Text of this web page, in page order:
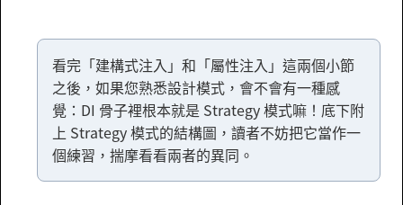
看完「建構式注入」和「屬性注入」這兩個小節
之後，如果您熟悉設計模式，會不會有一種感
覺：DI 骨子裡根本就是 Strategy 模式嘛！底下附
上 Strategy 模式的結構圖，讀者不妨把它當作一
個練習，揣摩看看兩者的異同。